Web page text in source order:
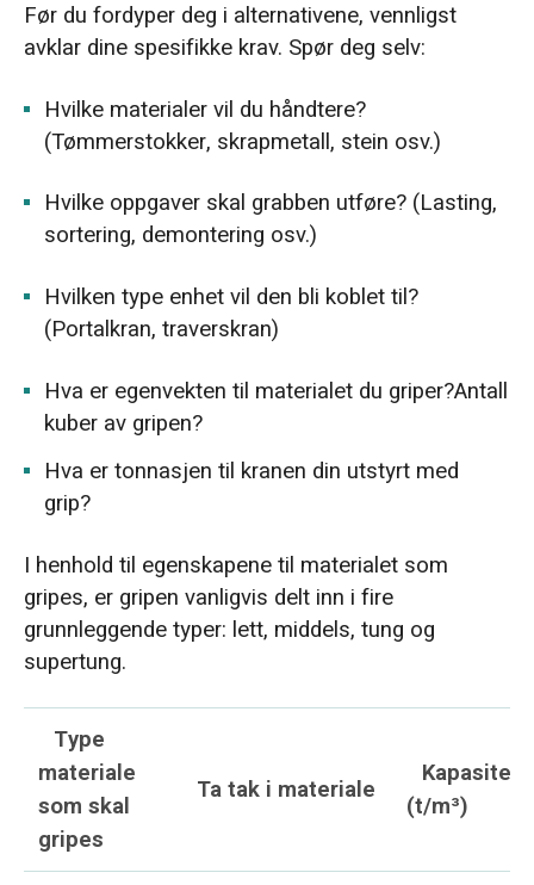
Før du fordyper deg i alternativene, vennligst
avklar dine spesifikke krav. Spør deg selv:
Hvilke materialer vil du håndtere?
(Tømmerstokker, skrapmetall, stein osv.)
Hvilke oppgaver skal grabben utføre? (Lasting,
sortering, demontering osv.)
Hvilken type enhet vil den bli koblet til?
(Portalkran, traverskran)
Hva er egenvekten til materialet du griper?Antall
kuber av gripen?
Hva er tonnasjen til kranen din utstyrt med
grip?
I henhold til egenskapene til materialet som
gripes, er gripen vanligvis delt inn i fire
grunnleggende typer: lett, middels, tung og
supertung.
Type
materiale
som skal
gripes
Ta tak i materiale
(t/m³)